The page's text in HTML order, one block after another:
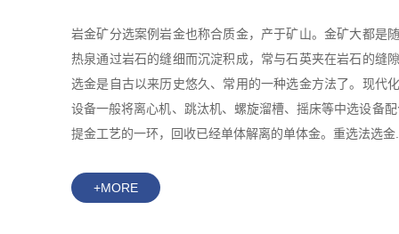
岩金矿分选案例岩金也称合质金，产于矿山。金矿大都是
热泉通过岩石的缝细而沉淀积成，常与石英夹在岩石的缝
选金是自古以来历史悠久、常用的一种选金方法了。现代
设备一般将离心机、跳汰机、螺旋溜槽、摇床等中选设备
提金工艺的一环，回收已经单体解离的单体金。重选法选金
+MORE